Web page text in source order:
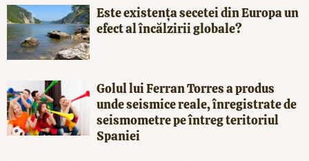
Este existența secetei din Europa un
efect al încălzirii globale?
Golul lui Ferran Torres a produs
unde seismice reale, înregistrate de
seismometre pe întreg teritoriul
Spaniei